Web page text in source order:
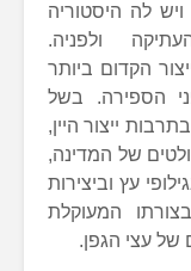
לה היסטוריה
ולפניה.
הקדום ביותר
לשנת 8,000 לפני הספירה. בשל
ייצור היין,
של המדינה,
עץ וביצירות
המעוקלת
של עצי הגפן.